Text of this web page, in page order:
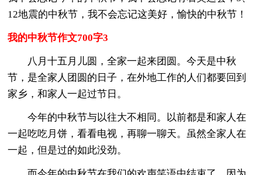
12地震的中秋节，我不会忘记这美好，愉快的中秋节！
我的中秋节作文700字3
八月十五月儿圆，全家一起来团圆。今天是中秋
节，是全家人团圆的日子，在外地工作的人们都要回到
家乡，和家人一起过节日。
今年的中秋节与以往大不相同。以前都是和家人在
一起吃吃月饼，看看电视，再聊一聊天。虽然全家人在
一起，但是过的如此没劲。